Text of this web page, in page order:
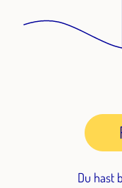
Du hast